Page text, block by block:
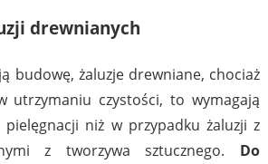
drewnianych
budowę, żaluzje drewniane, chociaż
utrzymaniu czystości, to wymagają
niż w przypadku żaluzji z
z tworzywa sztucznego. Do